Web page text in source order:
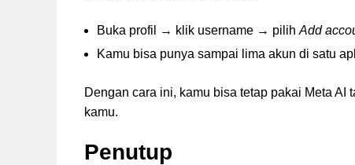
Buka profil → klik username → pilih Add
Kamu bisa punya sampai lima akun di satu
Dengan cara ini, kamu bisa tetap pakai Meta
kamu.
Penutup